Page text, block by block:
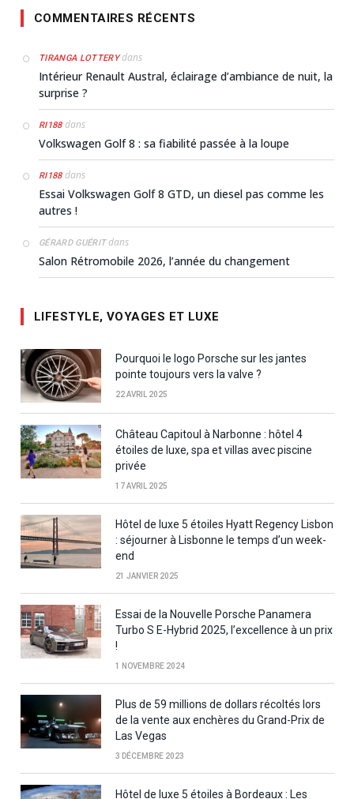
COMMENTAIRES RÉCENTS
TIRANGA LOTTERYdans
Intérieur Renault Austral, éclairage d’ambiance de nuit, la
surprise ?
RI188dans
Volkswagen Golf 8 : sa fiabilité passée à la loupe
RI188dans
Essai Volkswagen Golf 8 GTD, un diesel pas comme les
autres !
GÉRARD GUÉRITdans
Salon Rétromobile 2026, l’année du changement
LIFESTYLE, VOYAGES ET LUXE
Pourquoi le logo Porsche sur les jantes
pointe toujours vers la valve ?
22 AVRIL 2025
Château Capitoul à Narbonne : hôtel 4
étoiles de luxe, spa et villas avec piscine
privée
17 AVRIL 2025
Hôtel de luxe 5 étoiles Hyatt Regency Lisbon
: séjourner à Lisbonne le temps d’un week-
end
21 JANVIER 2025
Essai de la Nouvelle Porsche Panamera
Turbo S E-Hybrid 2025, l’excellence à un prix
!
1 NOVEMBRE 2024
Plus de 59 millions de dollars récoltés lors
de la vente aux enchères du Grand-Prix de
Las Vegas
3 DÉCEMBRE 2023
Hôtel de luxe 5 étoiles à Bordeaux : Les